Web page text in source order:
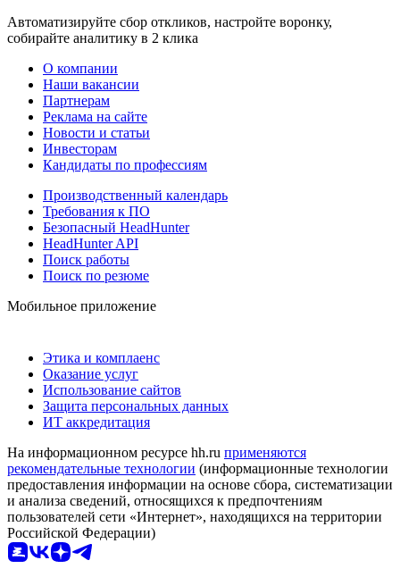
Автоматизируйте сбор откликов, настройте воронку,
собирайте аналитику в 2 клика
О компании
Наши вакансии
Партнерам
Реклама на сайте
Новости и статьи
Инвесторам
Кандидаты по профессиям
Производственный календарь
Требования к ПО
Безопасный HeadHunter
HeadHunter API
Поиск работы
Поиск по резюме
Мобильное приложение
Этика и комплаенс
Оказание услуг
Использование сайтов
Защита персональных данных
ИТ аккредитация
На информационном ресурсе hh.ru применяются
рекомендательные технологии (информационные технологии
предоставления информации на основе сбора, систематизации
и анализа сведений, относящихся к предпочтениям
пользователей сети «Интернет», находящихся на территории
Российской Федерации)